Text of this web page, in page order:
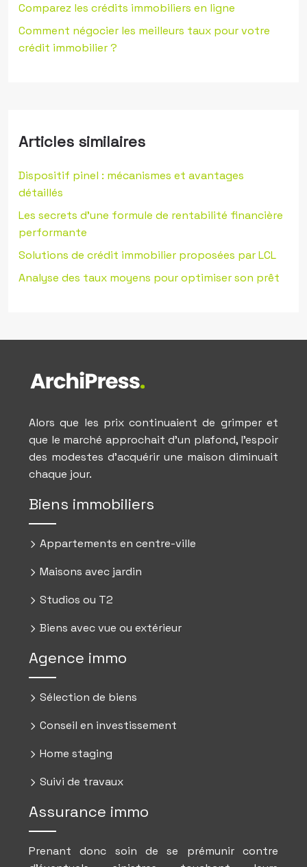
Comparez les crédits immobiliers en ligne
Comment négocier les meilleurs taux pour votre
crédit immobilier ?
Articles similaires
Dispositif pinel : mécanismes et avantages
détaillés
Les secrets d’une formule de rentabilité financière
performante
Solutions de crédit immobilier proposées par LCL
Analyse des taux moyens pour optimiser son prêt
Alors que les prix continuaient de grimper et
que le marché approchait d’un plafond, l’espoir
des modestes d’acquérir une maison diminuait
chaque jour.
Biens immobiliers
Appartements en centre-ville
Maisons avec jardin
Studios ou T2
Biens avec vue ou extérieur
Agence immo
Sélection de biens
Conseil en investissement
Home staging
Suivi de travaux
Assurance immo
Prenant donc soin de se prémunir contre